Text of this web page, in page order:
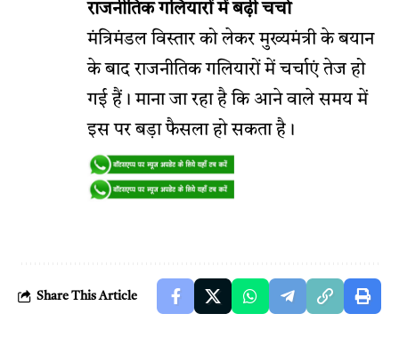
राजनीतिक गलियारों में बढ़ी चर्चा
मंत्रिमंडल विस्तार को लेकर मुख्यमंत्री के बयान
के बाद राजनीतिक गलियारों में चर्चाएं तेज हो
गई हैं। माना जा रहा है कि आने वाले समय में
इस पर बड़ा फैसला हो सकता है।
Share This Article